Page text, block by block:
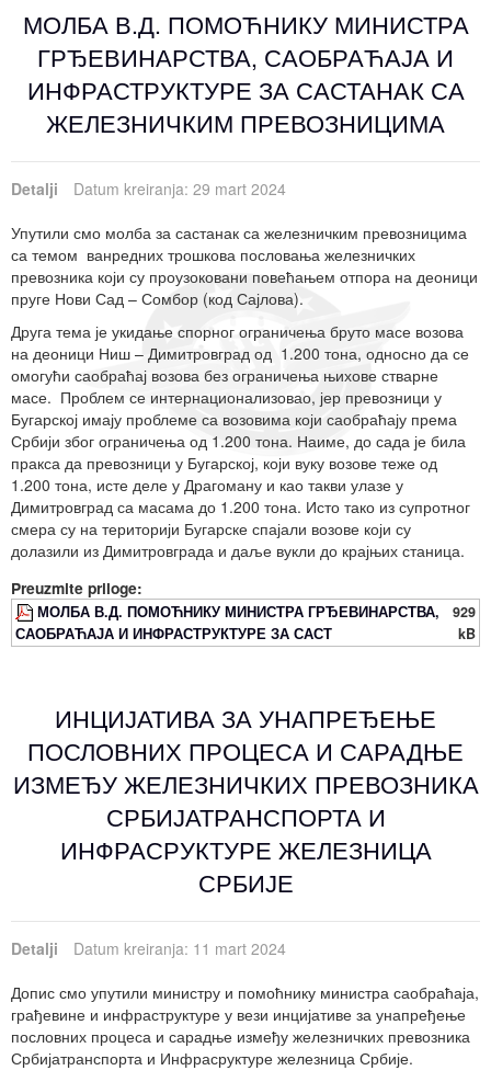
МОЛБА В.Д. ПОМОЋНИКУ МИНИСТРА
ГРЂЕВИНАРСТВА, САОБРАЋАЈА И
ИНФРАСТРУКТУРЕ ЗА САСТАНАК СА
ЖЕЛЕЗНИЧКИМ ПРЕВОЗНИЦИМА
Detalji
Datum kreiranja: 29 mart 2024
Упутили смо молба за састанак са железничким превозницима
са темом ванредних трошкова пословања железничких
превозника који су проузоковани повећањем отпора на деоници
пруге Нови Сад – Сомбор (код Сајлова).
Друга тема је укидање спорног ограничења бруто масе возова
на деоници Ниш – Димитровград од 1.200 тона, односно да се
омогући саобраћај возова без ограничења њихове стварне
масе. Проблем се интернационализовао, јер превозници у
Бугарској имају проблеме са возовима који саобраћају према
Србији због ограничења од 1.200 тона. Наиме, до сада је била
пракса да превозници у Бугарској, који вуку возове теже од
1.200 тона, исте деле у Драгоману и као такви улазе у
Димитровград са масама до 1.200 тона. Исто тако из супротног
смера су на територији Бугарске спајали возове који су
долазили из Димитровграда и даље вукли до крајњих станица.
Preuzmite priloge:
МОЛБА В.Д. ПОМОЋНИКУ МИНИСТРА ГРЂЕВИНАРСТВА,
САОБРАЋАЈА И ИНФРАСТРУКТУРЕ ЗА САСТ
929
kB
ИНЦИЈАТИВА ЗА УНАПРЕЂЕЊЕ
ПОСЛОВНИХ ПРОЦЕСА И САРАДЊЕ
ИЗМЕЂУ ЖЕЛЕЗНИЧКИХ ПРЕВОЗНИКА
СРБИЈАТРАНСПОРТА И
ИНФРАСРУКТУРЕ ЖЕЛЕЗНИЦА
СРБИЈЕ
Detalji
Datum kreiranja: 11 mart 2024
Допис смо упутили министру и помоћнику министра саобраћаја,
грађевине и инфраструктуре у вези инцијативе за унапређење
пословних процеса и сарадње између железничких превозника
Србијатранспорта и Инфрасруктуре железница Србије.